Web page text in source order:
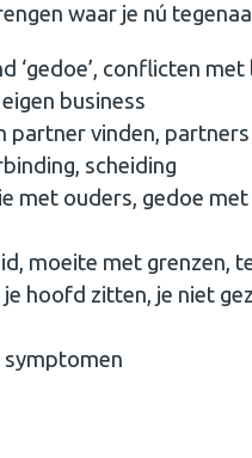
waar je nú
‘gedoe’, conflicten
business
partner vinden,
scheiding
met ouders, gedoe
moeite met grenzen,
hoofd zitten, je niet
symptomen